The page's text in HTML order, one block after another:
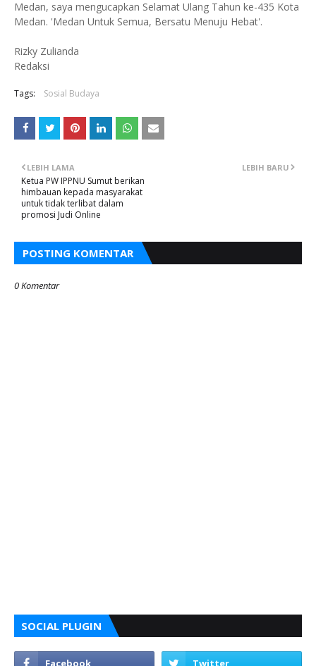
Medan, saya mengucapkan Selamat Ulang Tahun ke-435 Kota
Medan. 'Medan Untuk Semua, Bersatu Menuju Hebat'.
Rizky Zulianda
Redaksi
Tags: Sosial Budaya
LEBIH BARU
LEBIH LAMA
Ketua PW IPPNU Sumut berikan
himbauan kepada masyarakat
untuk tidak terlibat dalam
promosi Judi Online
POSTING KOMENTAR
0 Komentar
SOCIAL PLUGIN